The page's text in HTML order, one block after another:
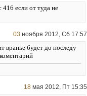
если от туда не
03 ноября 2012, Сб 17:57
вранье будет до последу
18 мая 2012, Пт 15:35